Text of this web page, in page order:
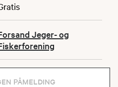
Jeger- og
PÅMELDING